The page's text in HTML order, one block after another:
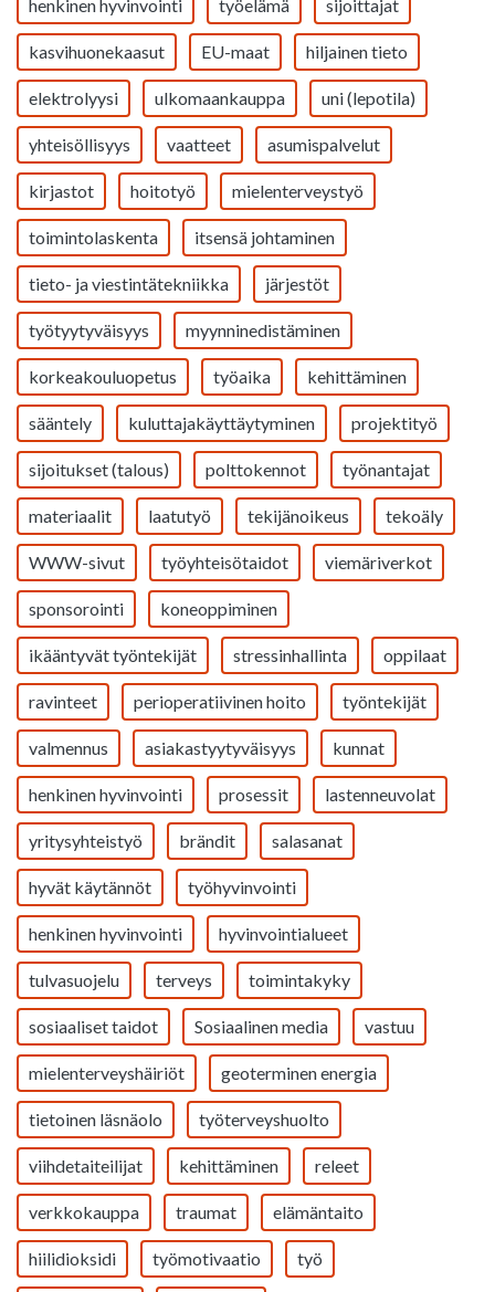
henkinen hyvinvointi työelämä sijoittajat
kasvihuonekaasut EU-maat hiljainen tieto
elektrolyysi ulkomaankauppa uni (lepotila)
yhteisöllisyys vaatteet asumispalvelut
kirjastot hoitotyö mielenterveystyö
toimintolaskenta itsensä johtaminen
tieto- ja viestintätekniikka järjestöt
työtyytyväisyys myynninedistäminen
korkeakouluopetus työaika kehittäminen
sääntely kuluttajakäyttäytyminen projektityö
sijoitukset (talous) polttokennot työnantajat
materiaalit laatutyö tekijänoikeus tekoäly
WWW-sivut työyhteisötaidot viemäriverkot
sponsorointi koneoppiminen
ikääntyvät työntekijät stressinhallinta oppilaat
ravinteet perioperatiivinen hoito työntekijät
valmennus asiakastyytyväisyys kunnat
henkinen hyvinvointi prosessit lastenneuvolat
yritysyhteistyö brändit salasanat
hyvät käytännöt työhyvinvointi
henkinen hyvinvointi hyvinvointialueet
tulvasuojelu terveys toimintakyky
sosiaaliset taidot Sosiaalinen media vastuu
mielenterveyshäiriöt geoterminen energia
tietoinen läsnäolo työterveyshuolto
viihdetaiteilijat kehittäminen releet
verkkokauppa traumat elämäntaito
hiilidioksidi työmotivaatio työ